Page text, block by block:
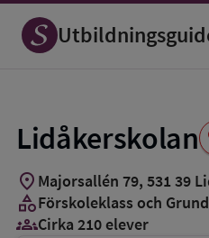
Lidåkerskolan
Spara
som
favorit
location_on Majorsallén 79, 531 39
categoryFörskoleklass och
groups_3Cirka 210 elever